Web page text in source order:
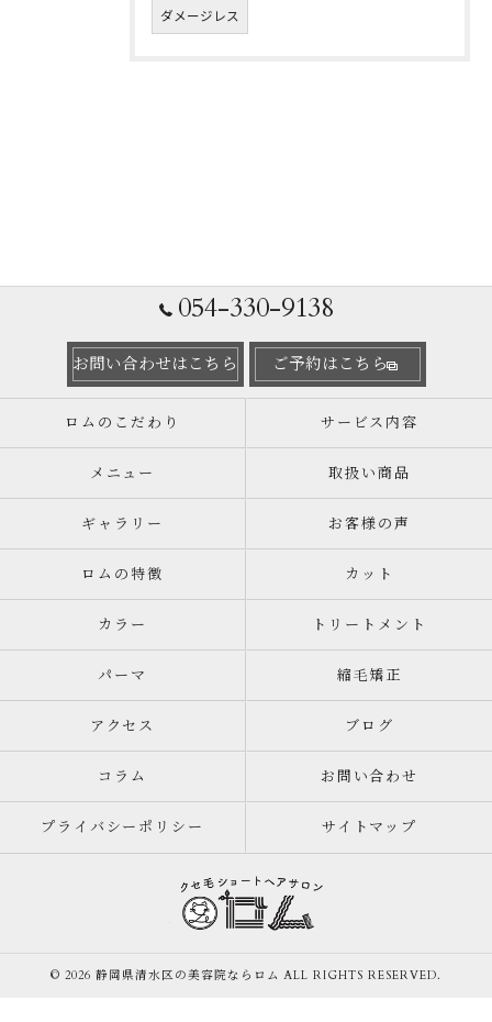
ダメージレス
054-330-9138
お問い合わせはこちら ご予約はこちら
ロムのこだわり サービス内容
メニュー 取扱い商品
ギャラリー お客様の声
ロムの特徴 カット
カラー トリートメント
パーマ 縮毛矯正
アクセス ブログ
コラム お問い合わせ
プライバシーポリシー サイトマップ
© 2026 静岡県清水区の美容院ならロム ALL RIGHTS RESERVED.